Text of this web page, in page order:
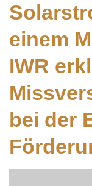
einem
IWR
bei der